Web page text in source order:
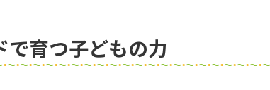
育つ子どもの力